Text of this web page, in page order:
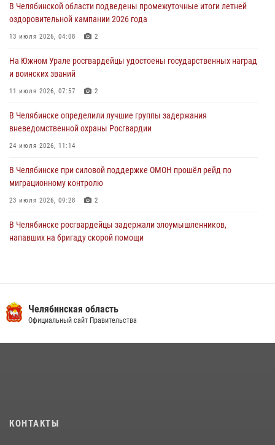
Росгвардия обеспечивает безопасность граждан на южном
направлении
31 июля 2026, 11:32
В Уральском округе Росгвардии состоялось заседание
оперативного штаба
30 июля 2026, 10:53
В Челябинской области подведены промежуточные итоги летней
оздоровительной кампании 2026 года
13 июля 2026, 04:08 2
На Южном Урале росгвардейцы удостоены государственных наград
и воинских званий
11 июля 2026, 07:57 2
В Челябинске определили лучшие группы задержания
вневедомственной охраны Росгвардии
24 июля 2026, 11:14
В Челябинске при силовой поддержке ОМОН прошёл рейд по
миграционному контролю
23 июля 2026, 09:28 2
В Челябинске росгвардейцы задержали злоумышленников,
напавших на бригаду скорой помощи
13 июля 2026, 03:02 5
преступлении челябинские росгвардейцы
В Челябинской области росгвардейцы приняли участие в
Челябинская область
Официальный сайт Правительства
КОНТАКТЫ